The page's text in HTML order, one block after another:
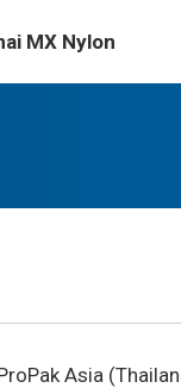
MX NylonCiri-ciri
Asia